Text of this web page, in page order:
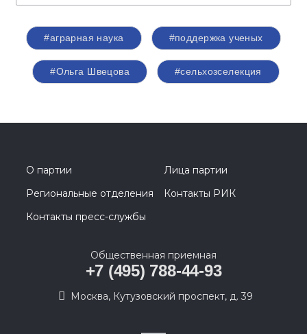
#аграрная наука #поддержка ученых
#Ольга Швецова #сельхозселекция
О партии
Лица партии
Региональные отделения
Контакты РИК
Контакты пресс-службы
Общественная приемная
+7 (495) 788-44-93
Москва, Кутузовский проспект, д. 39